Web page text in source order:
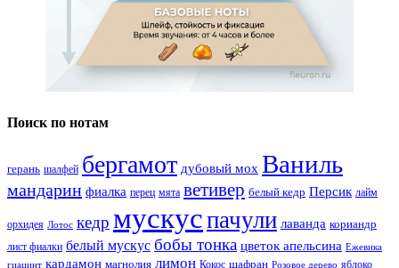
Поиск по нотам
герань шалфей бергамот дубовый мох Ваниль
мандарин фиалка перец мята ветивер белый кедр Персик лайм
орхидея Лотос кедр мускуспачули лаванда кориандр
лист фиалки белый мускус бобы тонка цветок апельсина Ежевика
гиацинт кардамон магнолия лимон Кокос шафран Розовое дерево яблоко